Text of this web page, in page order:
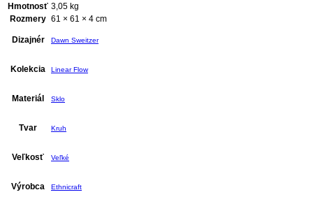
Hmotnosť 3,05 kg
Rozmery 61 × 61 × 4 cm
Dizajnér Dawn Sweitzer
Kolekcia Linear Flow
Materiál Sklo
Tvar Kruh
Veľkosť Veľké
Výrobca Ethnicraft